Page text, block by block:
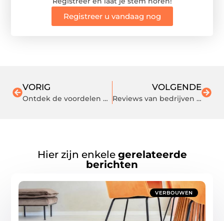
Registreer u vandaag nog
VORIG
Ontdek de voordelen van een inbouw gashaard of een MCZ pelletkachel
VOLGENDE
Reviews van bedrijven online bekijken
Hier zijn enkele gerelateerde
berichten
VERBOUWEN